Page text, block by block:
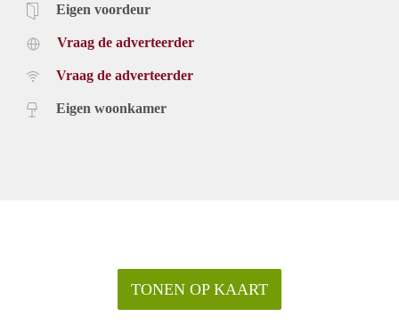
Eigen voordeur
Vraag de adverteerder
Vraag de adverteerder
Eigen woonkamer
TONEN OP KAART